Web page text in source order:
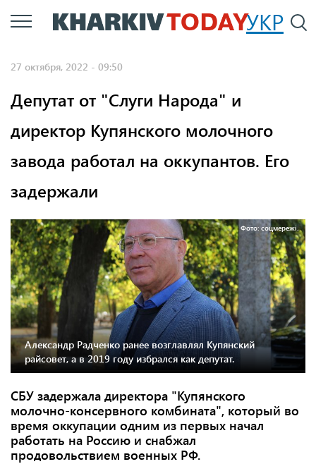
Перейти
к
УКР
27 октября, 2022 - 09:50
Депутат от "Слуги Народа" и
директор Купянского молочного
завода работал на оккупантов. Его
задержали
Фото: соцмережі.
Александр Радченко ранее возглавлял Купянский
райсовет, а в 2019 году избрался как депутат.
СБУ задержала директора "Купянского
молочно-консервного комбината", который во
время оккупации одним из первых начал
работать на Россию и снабжал
продовольствием военных РФ.